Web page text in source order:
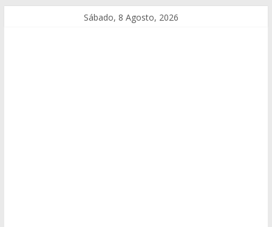
Sábado, 8 Agosto, 2026